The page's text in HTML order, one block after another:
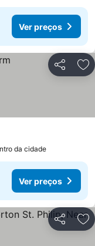
Ver preços
Partilhar
da cidade
Ver preços
Partilhar